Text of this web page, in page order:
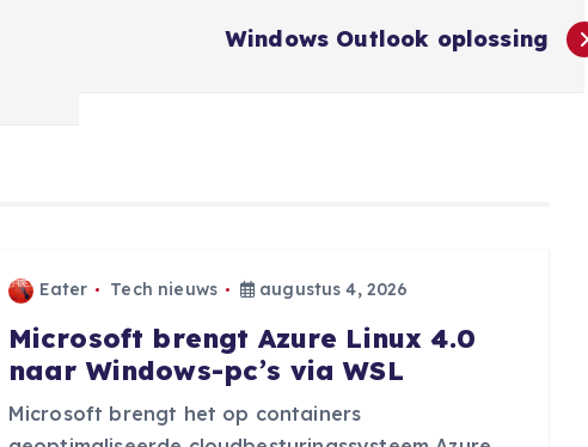
Windows Outlook oplossing
Eater Tech nieuws augustus 4, 2026
Microsoft brengt Azure Linux 4.0
naar Windows-pc’s via WSL
Microsoft brengt het op containers